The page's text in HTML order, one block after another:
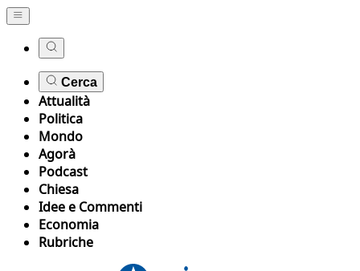
Cerca
Attualità
Politica
Mondo
Agorà
Podcast
Chiesa
Idee e Commenti
Economia
Rubriche